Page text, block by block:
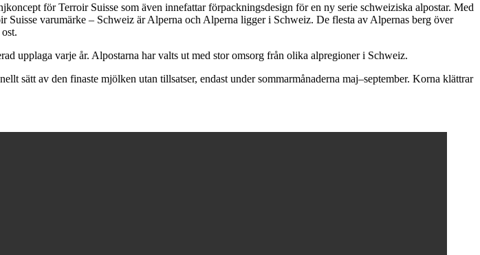
för Terroir Suisse som även innefattar förpackningsdesign för en ny serie schweiziska alpostar. Med
varumärke – Schweiz är Alperna och Alperna ligger i Schweiz. De flesta av Alpernas berg över
upplaga varje år. Alpostarna har valts ut med stor omsorg från olika alpregioner i Schweiz.
sätt av den finaste mjölken utan tillsatser, endast under sommarmånaderna maj–september. Korna klättrar